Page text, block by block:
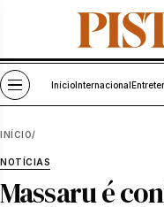
Pular para o conteúdo
Abrir menu
Início Internacional
INÍCIO/
NOTÍCIAS
Massaru é